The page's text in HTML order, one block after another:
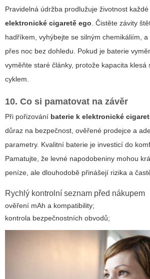
Pravidelná údržba prodlužuje životnost každé
elektronické cigaretě ego. Čistěte závity
hadříkem, vyhýbejte se silným chemikáliím,
přes noc bez dohledu. Pokud je baterie
vyměňte staré články, protože kapacita klesá
cyklem.
10. Co si pamatovat na závěr
Při pořizování baterie k elektronické
důraz na bezpečnost, ověřené prodejce a
parametry. Kvalitní baterie je investicí do
Pamatujte, že levné napodobeniny mohou
peníze, ale dlouhodobě přinášejí rizika a
Rychlý kontrolní seznam před nákupem
ověření mAh a kompatibility;
kontrola bezpečnostních obvodů;